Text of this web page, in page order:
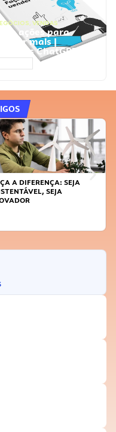
, VENDAS
Faça ações para
vender mais |
Prompts ChatGPT
A DIFERENÇA: SEJA
SEJA